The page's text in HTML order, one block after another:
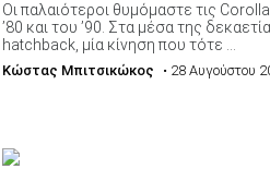
Οι παλαιότεροι θυμόμαστε τις
’80 και του ’90. Στα μέσα της
hatchback, μία κίνηση που τότε ...
Κώστας Μπιτσικώκος • 28 Αυγούστου